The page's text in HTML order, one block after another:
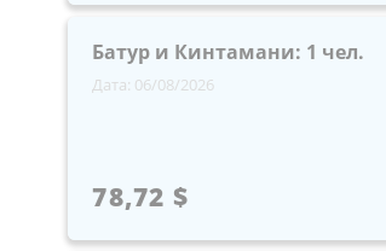
Батур и Кинтамани: 1 чел.
Дата: 06/08/2026
78,72 $